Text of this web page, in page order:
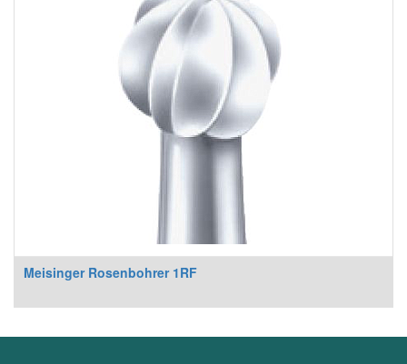
Meisinger Rosenbohrer 1RF